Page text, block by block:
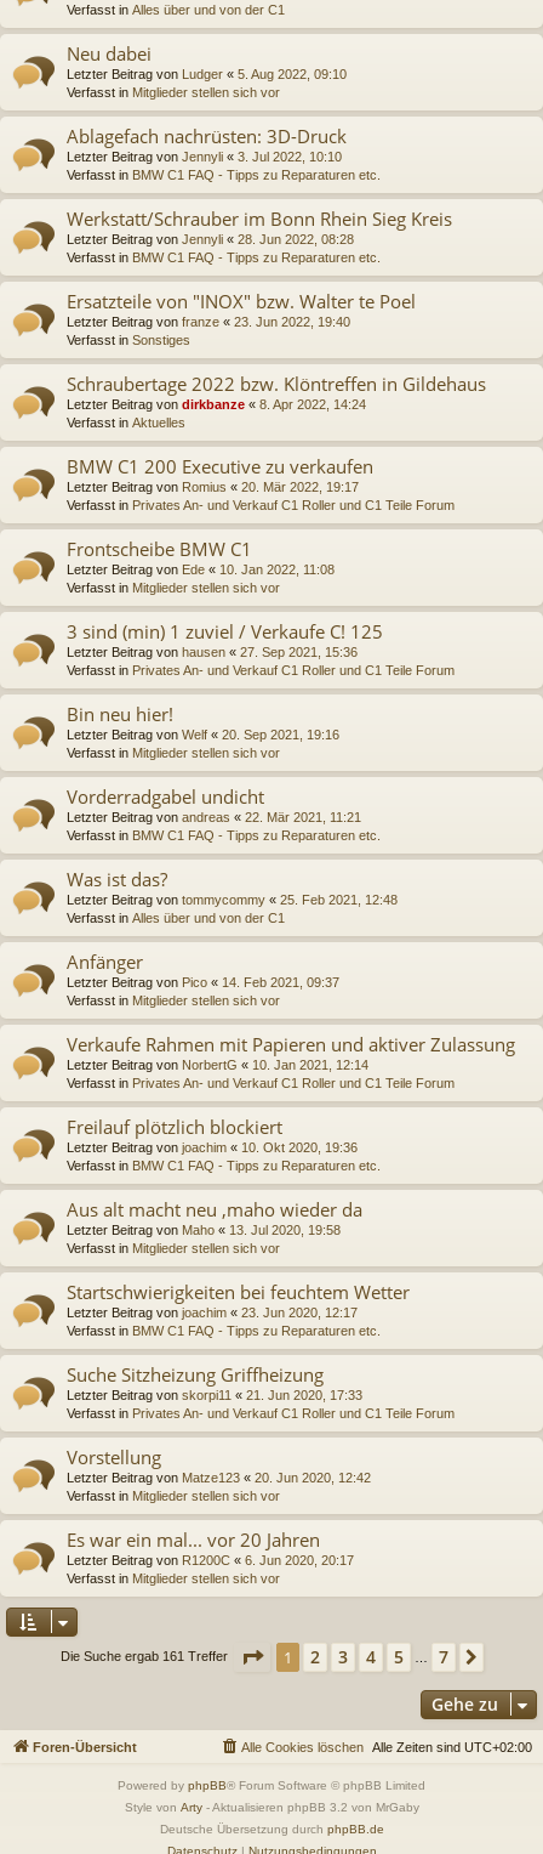
Verfasst in Alles über und von der C1
Neu dabei
Letzter Beitrag von Ludger « 5. Aug 2022, 09:10
Verfasst in Mitglieder stellen sich vor
Ablagefach nachrüsten: 3D-Druck
Letzter Beitrag von Jennyli « 3. Jul 2022, 10:10
Verfasst in BMW C1 FAQ - Tipps zu Reparaturen etc.
Werkstatt/Schrauber im Bonn Rhein Sieg Kreis
Letzter Beitrag von Jennyli « 28. Jun 2022, 08:28
Verfasst in BMW C1 FAQ - Tipps zu Reparaturen etc.
Ersatzteile von "INOX" bzw. Walter te Poel
Letzter Beitrag von franze « 23. Jun 2022, 19:40
Verfasst in Sonstiges
Schraubertage 2022 bzw. Klöntreffen in Gildehaus
Letzter Beitrag von dirkbanze « 8. Apr 2022, 14:24
Verfasst in Aktuelles
BMW C1 200 Executive zu verkaufen
Letzter Beitrag von Romius « 20. Mär 2022, 19:17
Verfasst in Privates An- und Verkauf C1 Roller und C1 Teile Forum
Frontscheibe BMW C1
Letzter Beitrag von Ede « 10. Jan 2022, 11:08
Verfasst in Mitglieder stellen sich vor
3 sind (min) 1 zuviel / Verkaufe C! 125
Letzter Beitrag von hausen « 27. Sep 2021, 15:36
Verfasst in Privates An- und Verkauf C1 Roller und C1 Teile Forum
Bin neu hier!
Letzter Beitrag von Welf « 20. Sep 2021, 19:16
Verfasst in Mitglieder stellen sich vor
Vorderradgabel undicht
Letzter Beitrag von andreas « 22. Mär 2021, 11:21
Verfasst in BMW C1 FAQ - Tipps zu Reparaturen etc.
Was ist das?
Letzter Beitrag von tommycommy « 25. Feb 2021, 12:48
Verfasst in Alles über und von der C1
Anfänger
Letzter Beitrag von Pico « 14. Feb 2021, 09:37
Verfasst in Mitglieder stellen sich vor
Verkaufe Rahmen mit Papieren und aktiver Zulassung
Letzter Beitrag von NorbertG « 10. Jan 2021, 12:14
Verfasst in Privates An- und Verkauf C1 Roller und C1 Teile Forum
Freilauf plötzlich blockiert
Letzter Beitrag von joachim « 10. Okt 2020, 19:36
Verfasst in BMW C1 FAQ - Tipps zu Reparaturen etc.
Aus alt macht neu ,maho wieder da
Letzter Beitrag von Maho « 13. Jul 2020, 19:58
Verfasst in Mitglieder stellen sich vor
Startschwierigkeiten bei feuchtem Wetter
Letzter Beitrag von joachim « 23. Jun 2020, 12:17
Verfasst in BMW C1 FAQ - Tipps zu Reparaturen etc.
Suche Sitzheizung Griffheizung
Letzter Beitrag von skorpi11 « 21. Jun 2020, 17:33
Verfasst in Privates An- und Verkauf C1 Roller und C1 Teile Forum
Vorstellung
Letzter Beitrag von Matze123 « 20. Jun 2020, 12:42
Verfasst in Mitglieder stellen sich vor
Es war ein mal... vor 20 Jahren
Letzter Beitrag von R1200C « 6. Jun 2020, 20:17
Verfasst in Mitglieder stellen sich vor
Die Suche ergab 161 Treffer Seite 1 von 7
1 2 3 4 5 7
Gehe zu
Foren-Übersicht Alle Zeiten sind UTC+02:00
Alle Cookies löschen
Powered by phpBB® Forum Software © phpBB Limited
Style von Arty- Aktualisieren phpBB 3.2 von MrGaby
Deutsche Übersetzung durch phpBB.de
Datenschutz| Nutzungsbedingungen